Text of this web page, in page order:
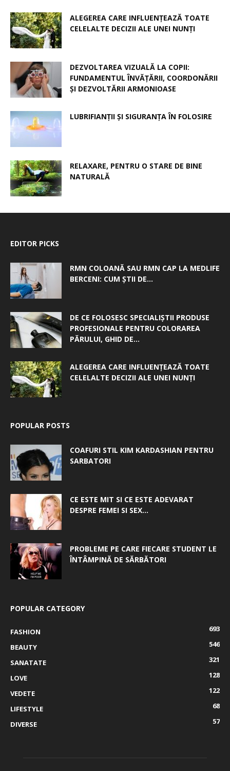
ALEGEREA CARE INFLUENȚEAZĂ TOATE
CELELALTE DECIZII ALE UNEI NUNȚI
DEZVOLTAREA VIZUALĂ LA COPII:
FUNDAMENTUL ÎNVĂȚĂRII, COORDONĂRII
ȘI DEZVOLTĂRII ARMONIOASE
LUBRIFIANȚII ȘI SIGURANȚA ÎN FOLOSIRE
RELAXARE, PENTRU O STARE DE BINE
NATURALĂ
EDITOR PICKS
RMN COLOANĂ SAU RMN CAP LA MEDLIFE
BERCENI: CUM ȘTII DE...
DE CE FOLOSESC SPECIALIȘTII PRODUSE
PROFESIONALE PENTRU COLORAREA
PĂRULUI, GHID DE...
ALEGEREA CARE INFLUENȚEAZĂ TOATE
CELELALTE DECIZII ALE UNEI NUNȚI
POPULAR POSTS
COAFURI STIL KIM KARDASHIAN PENTRU
SARBATORI
CE ESTE MIT SI CE ESTE ADEVARAT
DESPRE FEMEI SI SEX...
PROBLEME PE CARE FIECARE STUDENT LE
ÎNTÂMPINĂ DE SĂRBĂTORI
POPULAR CATEGORY
FASHION
693
BEAUTY
546
SANATATE
321
LOVE
128
VEDETE
122
LIFESTYLE
68
DIVERSE
57